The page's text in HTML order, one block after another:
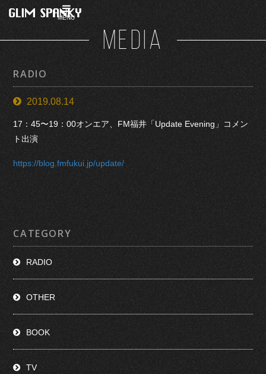
MENU
MEDIA
RADIO
2019.08.14
17：45〜19：00オンエア、FM福井「Update Evening」コメン
ト出演
https://blog.fmfukui.jp/update/
CATEGORY
RADIO
OTHER
BOOK
TV